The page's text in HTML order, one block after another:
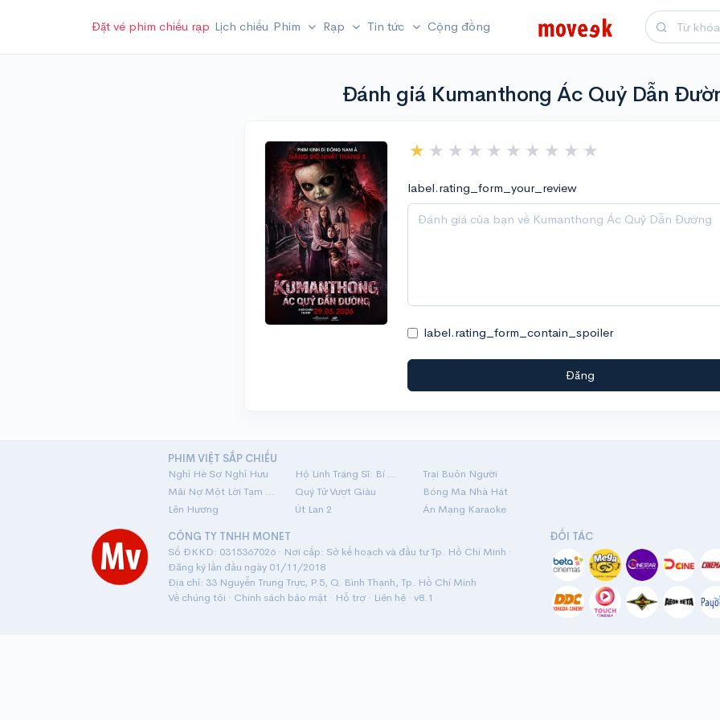
Đặt vé phim chiếu rạp Lịch chiếu Phim Rạp Tin tức Cộng đồng
Đánh giá Kumanthong Ác Quỷ Dẫn
label.rating_form_your_review
label.rating_form_contain_spoiler
Đăng
PHIM VIỆT SẮP CHIẾU
Nghỉ Hè Sợ Nghỉ Hưu
Hộ Linh Tráng Sĩ: Bí Ẩn Mộ Vua Đinh
Trại Buôn Người
Mãi Nợ Một Lời Tạm Biệt
Quý Tử Vượt Giàu
Bóng Ma Nhà Hát
Lên Hương
Út Lan 2
Án Mạng Karaoke
CÔNG TY TNHH MONET
Số ĐKKD: 0315367026 · Nơi cấp: Sở kế hoạch và đầu tư Tp. Hồ Chí Minh ·
Đăng ký lần đầu ngày 01/11/2018
Địa chỉ: 33 Nguyễn Trung Trực, P.5, Q. Bình Thạnh, Tp. Hồ Chí Minh
Về chúng tôi · Chính sách bảo mật· Hỗ trợ· Liên hệ· v8.1
ĐỐI TÁC